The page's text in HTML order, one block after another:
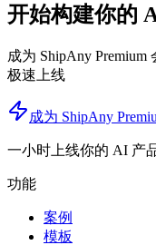
开始构建你的
成为 ShipAny
极速上线
成为 ShipAny
一小时上线你的 AI 产
功能
案例
模板